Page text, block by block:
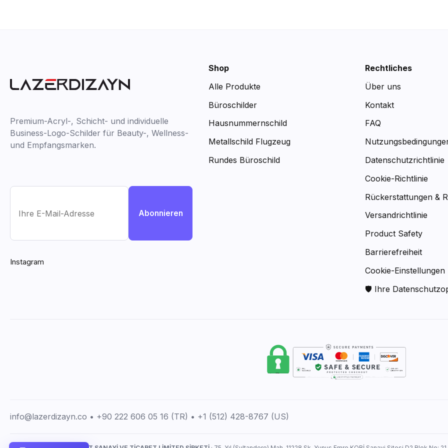
Premium-Acryl-, Schicht- und individuelle
Business-Logo-Schilder für Beauty-, Wellness-
und Empfangsmarken.
Abonnieren
Instagram
Shop
Alle Produkte
Büroschilder
Hausnummernschild
Metallschild Flugzeug
Rundes Büroschild
Rechtliches
Über uns
Kontakt
FAQ
Datenschutzrichtlinie
Cookie-Richtlinie
Rückerstattungen &
Versandrichtlinie
Product Safety
Barrierefreiheit
Cookie-Einstellungen
🛡 Ihre
info@lazerdizayn.co • +90 222 606 05 16 (TR) • +1 (512) 428-8767 (US)